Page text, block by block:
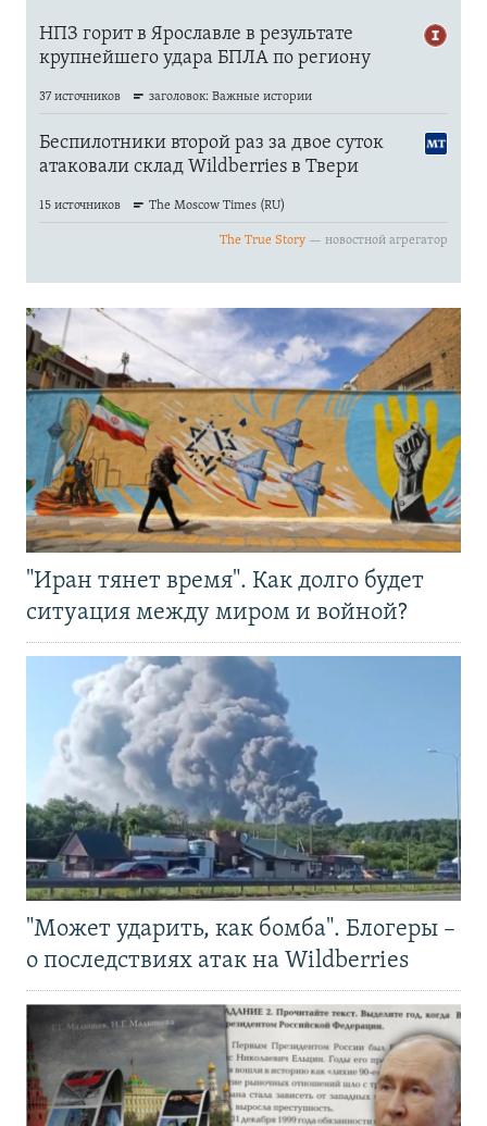
"Иран тянет время". Как долго будет
ситуация между миром и войной?
"Может ударить, как бомба". Блогеры –
о последствиях атак на Wildberries